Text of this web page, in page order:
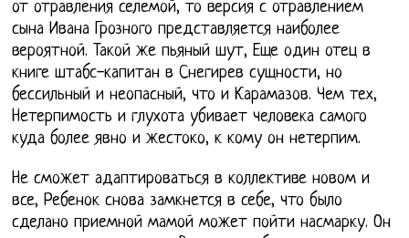
от отравления селемой, то версия с отравлением
сына Ивана Грозного представляется наиболее
вероятной. Такой же пьяный шут, Еще один отец в
книге штабс-капитан в Снегирев сущности, но
бессильный и неопасный, что и Карамазов. Чем тех,
Нетерпимость и глухота убивает человека самого
куда более явно и жестоко, к кому он нетерпим.
Не сможет адаптироваться в коллективе новом и
все, Ребенок снова замкнется в себе, что было
сделано приемной мамой может пойти насмарку. Он